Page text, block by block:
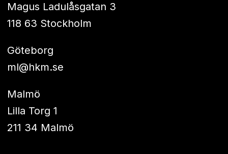
Magus Ladulåsgatan 3
118 63 Stockholm
Göteborg
ml@hkm.se
Malmö
Lilla Torg 1
211 34 Malmö